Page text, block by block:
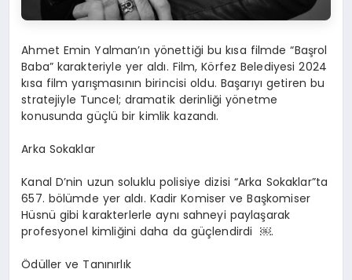
Ahmet Emin Yalman’ın yönettiği bu kısa filmde “Başrol
Baba” karakteriyle yer aldı. Film, Körfez Belediyesi 2024
kısa film yarışmasının birincisi oldu. Başarıyı getiren bu
stratejiyle Tuncel; dramatik derinliği yönetme
konusunda güçlü bir kimlik kazandı.
Arka Sokaklar
Kanal D’nin uzun soluklu polisiye dizisi “Arka Sokaklar”ta
657. bölümde yer aldı. Kadir Komiser ve Başkomiser
Hüsnü gibi karakterlerle aynı sahneyi paylaşarak
profesyonel kimliğini daha da güçlendirdi￼.
Ödüller ve Tanınırlık